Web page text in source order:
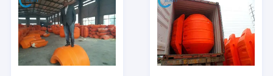
Solicitar una cita